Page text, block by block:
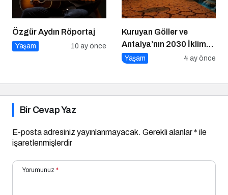
Özgür Aydın Röportaj
Yaşam 10 ay önce
Kuruyan Göller ve
Antalya’nın 2030 İklim
Senaryoları
Yaşam 4 ay önce
Bir Cevap Yaz
E-posta adresiniz yayınlanmayacak. Gerekli alanlar* ile
işaretlenmişlerdir
Yorumunuz *